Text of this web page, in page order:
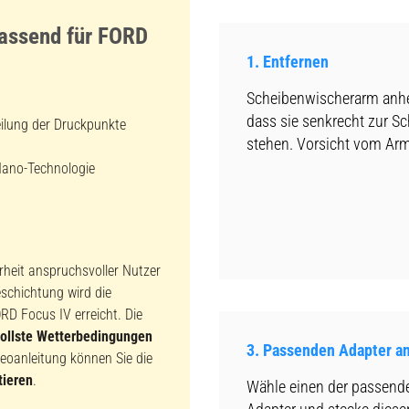
für FORD
der Druckpunkte
Technologie
anspruchsvoller Nutzer
wird die
Focus IV erreicht. Die
Wetterbedingungen
können Sie die
.
1. Entfernen
Scheibenwischerarm
dass sie senkrecht zur
stehen. Vorsicht vom
3. Passenden Adapter
Wähle einen der